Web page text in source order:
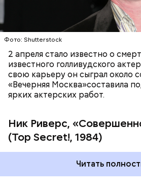
Фото: Shutterstock
2 апреля стало известно о
известного голливудского
свою карьеру он сыграл около
«Вечерняя Москва»составила
ярких актерских работ.
Ник Риверс,
(Top Secret!, 1984)
Фото: «Совершенно секретно!» (Top
Читать
Довольно разноплановым
"Dynamite" (2005), в котором
"Вечерняя Москва"
подборку самых популярных
Jamiroquai.